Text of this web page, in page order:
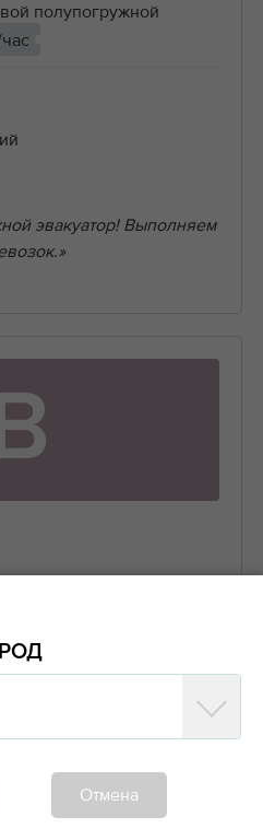
полупогружной
эвакуатор! Выполняем
3 тонны Борт 5 тонн
Отмена